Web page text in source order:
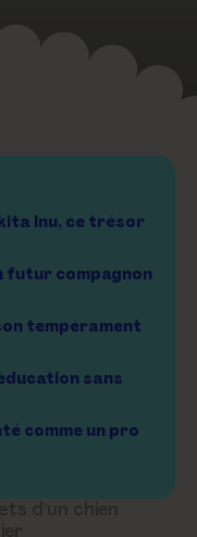
Inu, ce trésor
futur compagnon
tempérament
sans
comme un pro